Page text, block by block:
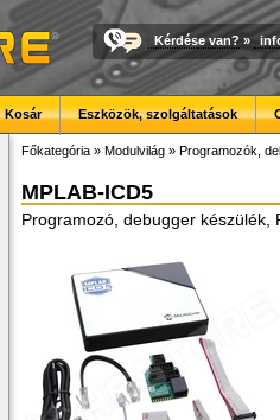
Kérdése van? »
Kosár Eszközök, szolgáltatások
Főkategória » Modulvilág » Programozók,
MPLAB-ICD5
Programozó, debugger készülék,